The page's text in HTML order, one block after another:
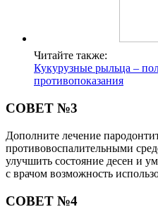
Читайте также:
Кукурузные рыльца –
противопоказания
СОВЕТ №3
Дополните лечение
противовоспалительными
улучшить состояние десен и
с врачом возможность
СОВЕТ №4